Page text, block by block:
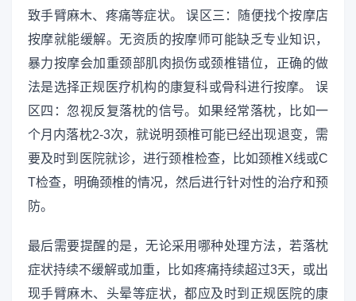
致手臂麻木、疼痛等症状。 误区三：随便找个按摩店
按摩就能缓解。无资质的按摩师可能缺乏专业知识，
暴力按摩会加重颈部肌肉损伤或颈椎错位，正确的做
法是选择正规医疗机构的康复科或骨科进行按摩。 误
区四：忽视反复落枕的信号。如果经常落枕，比如一
个月内落枕2-3次，就说明颈椎可能已经出现退变，需
要及时到医院就诊，进行颈椎检查，比如颈椎X线或C
T检查，明确颈椎的情况，然后进行针对性的治疗和预
防。
最后需要提醒的是，无论采用哪种处理方法，若落枕
症状持续不缓解或加重，比如疼痛持续超过3天，或出
现手臂麻木、头晕等症状，都应及时到正规医院的康